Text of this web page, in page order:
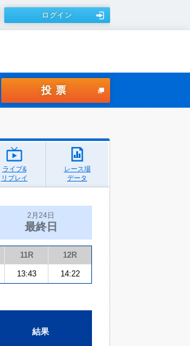
ログイン
投票
ライブ&
リプレイ
レース場
データ
2月24日
最終日
11R 12R
13:43 14:22
結果